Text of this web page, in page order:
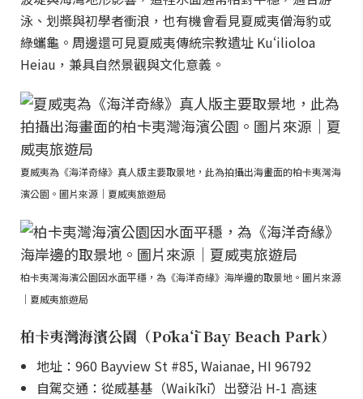
泳、划槳與初學者衝浪，也有機會看見夏威夷僧海豹或
綠蠵龜。周邊還可見夏威夷傳統宗教遺址 Kuʻilioloa
Heiau，兼具自然景觀與文化意義。
夏威夷為《海洋奇緣》真人版主要取景地，此為拍攝出海畫面的柏卡夷灣海
濱公園。圖片來源｜夏威夷旅遊局
柏卡夷灣海濱公園因水面平穩，為《海洋奇緣》海岸邊的取景地。圖片來源
｜夏威夷旅遊局
柏卡夷灣海濱公園（Pōkaʻī Bay Beach Park）
地址：960 Bayview St #85, Waianae, HI 96792
自駕交通：從威基基（Waikīkī）出發沿 H-1 高速